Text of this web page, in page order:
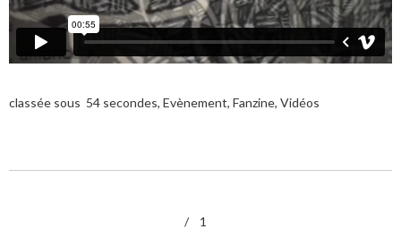
classée sous 54 secondes, Evènement, Fanzine, Vidéos
1